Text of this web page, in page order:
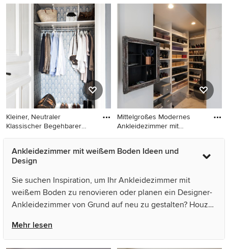
Mittelgroßer, Neutraler
Moderner Begehbarer
Kleiderschrank mit offenen
Schränken, hellem
Holzboden und weißem
Boden in Frankfurt am Main
Großes, Neutrales Modernes
Ankleidezimmer mit weißen
Schränken, hellem
Holzboden und weißem
Boden in Bordeaux
Kleiner, Neutraler
Klassischer Begehbarer
Kleiner, Neutraler Klassischer
Begehbarer Kleiderschrank
mit weißem Boden in
Mittelgroßes Modernes
Ankleidezimmer mit
Mittelgroßes Modernes
Ankleidezimmer mit
Ankleidezimmer mit weißem Boden Ideen und
Design
Sie suchen Inspiration, um Ihr Ankleidezimmer mit
weißem Boden zu renovieren oder planen ein Designer-
Ankleidezimmer von Grund auf neu zu gestalten? Houzz
Architekten dieses Landes, unter anderem von Agence
KP-Architecte d'intérieur und Mars Avril. Sehen Sie sich
Mehr lesen